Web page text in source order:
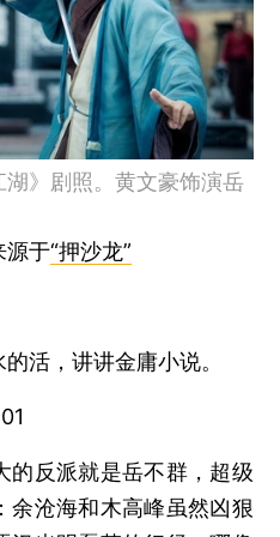
》剧照。黄文豪饰演岳
源于“押沙龙”
，讲讲金庸小说。
01
反派就是岳不群，超级
余沧海和木高峰虽然凶狠